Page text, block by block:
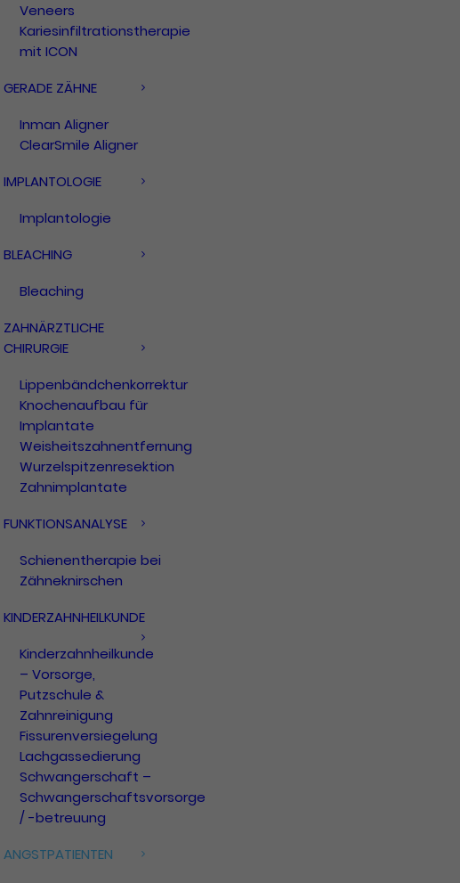
Veneers
Kariesinfiltrationstherapie
mit ICON
GERADE ZÄHNE
Inman Aligner
ClearSmile Aligner
IMPLANTOLOGIE
Implantologie
BLEACHING
Bleaching
ZAHNÄRZTLICHE
CHIRURGIE
Lippenbändchenkorrektur
Knochenaufbau für
Implantate
Weisheitszahnentfernung
Wurzelspitzenresektion
Zahnimplantate
FUNKTIONSANALYSE
Schienentherapie bei
Zähneknirschen
KINDERZAHNHEILKUNDE
Kinderzahnheilkunde
– Vorsorge,
Putzschule &
Zahnreinigung
Fissurenversiegelung
Lachgassedierung
Schwangerschaft –
Schwangerschaftsvorsorge
/ -betreuung
ANGSTPATIENTEN